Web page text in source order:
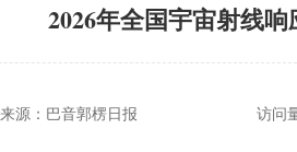
2026年全国宇宙射线
来源： 巴音郭楞日报 访问